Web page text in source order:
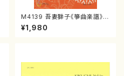
M4139 吾妻獅子《箏曲楽譜》
（箏/宮城道雄著・宮城宗家監修/
箏曲古典楽譜）
¥1,980